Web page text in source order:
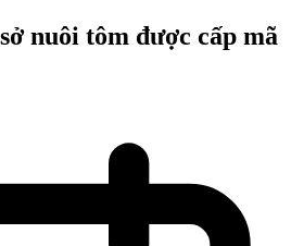
nuôi tôm được cấp mã